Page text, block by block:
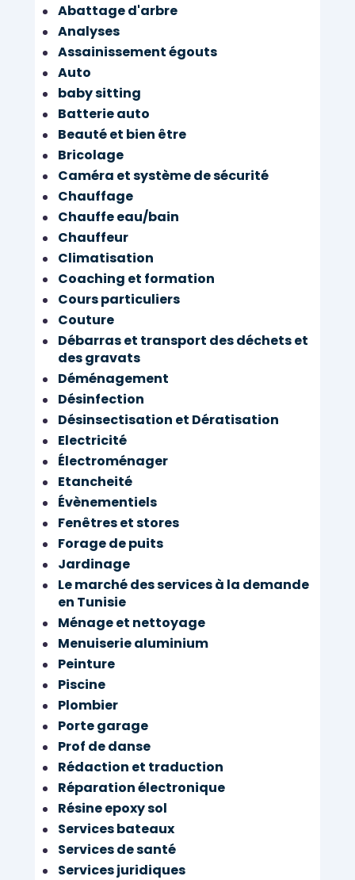
Abattage d'arbre
Analyses
Assainissement égouts
Auto
baby sitting
Batterie auto
Beauté et bien être
Bricolage
Caméra et système de sécurité
Chauffage
Chauffe eau/bain
Chauffeur
Climatisation
Coaching et formation
Cours particuliers
Couture
Débarras et transport des déchets et
des gravats
Déménagement
Désinfection
Désinsectisation et Dératisation
Electricité
Électroménager
Etancheité
Évènementiels
Fenêtres et stores
Forage de puits
Jardinage
Le marché des services à la demande
en Tunisie
Ménage et nettoyage
Menuiserie aluminium
Peinture
Piscine
Plombier
Porte garage
Prof de danse
Rédaction et traduction
Réparation électronique
Résine epoxy sol
Services bateaux
Services de santé
Services juridiques